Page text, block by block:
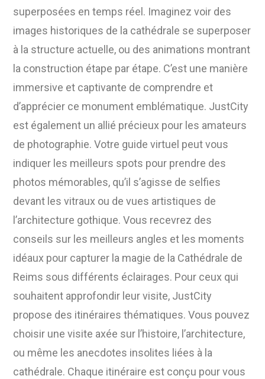
superposées en temps réel. Imaginez voir des
images historiques de la cathédrale se superposer
à la structure actuelle, ou des animations montrant
la construction étape par étape. C’est une manière
immersive et captivante de comprendre et
d’apprécier ce monument emblématique. JustCity
est également un allié précieux pour les amateurs
de photographie. Votre guide virtuel peut vous
indiquer les meilleurs spots pour prendre des
photos mémorables, qu’il s’agisse de selfies
devant les vitraux ou de vues artistiques de
l’architecture gothique. Vous recevrez des
conseils sur les meilleurs angles et les moments
idéaux pour capturer la magie de la Cathédrale de
Reims sous différents éclairages. Pour ceux qui
souhaitent approfondir leur visite, JustCity
propose des itinéraires thématiques. Vous pouvez
choisir une visite axée sur l’histoire, l’architecture,
ou même les anecdotes insolites liées à la
cathédrale. Chaque itinéraire est conçu pour vous